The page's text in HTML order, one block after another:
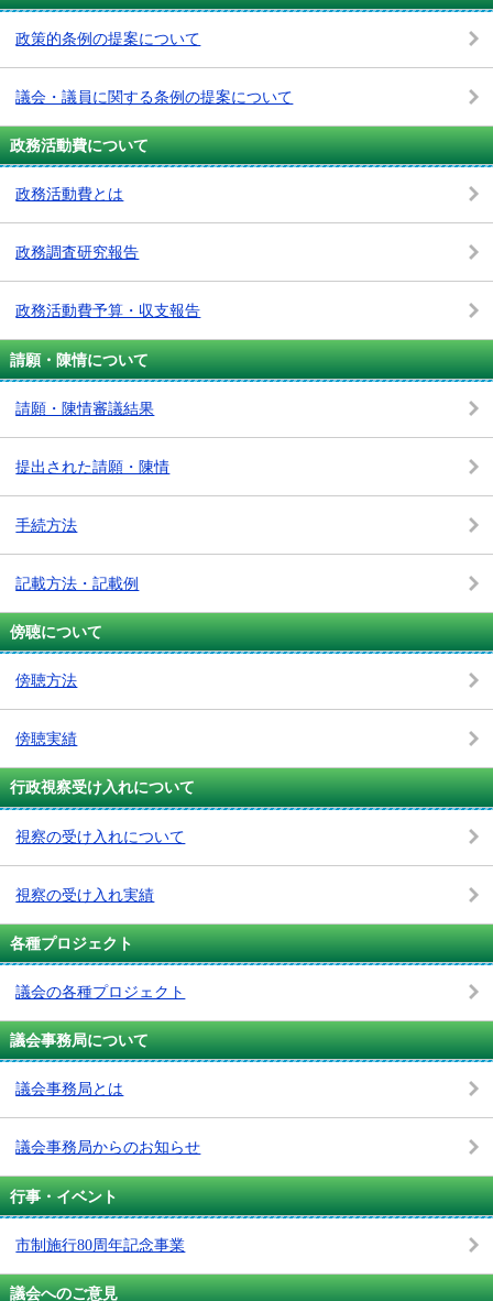
政策的条例の提案について
議会・議員に関する条例の提案について
政務活動費について
政務活動費とは
政務調査研究報告
政務活動費予算・収支報告
請願・陳情について
請願・陳情審議結果
提出された請願・陳情
手続方法
記載方法・記載例
傍聴について
傍聴方法
傍聴実績
行政視察受け入れについて
視察の受け入れについて
視察の受け入れ実績
各種プロジェクト
議会の各種プロジェクト
議会事務局について
議会事務局とは
議会事務局からのお知らせ
行事・イベント
市制施行80周年記念事業
議会へのご意見